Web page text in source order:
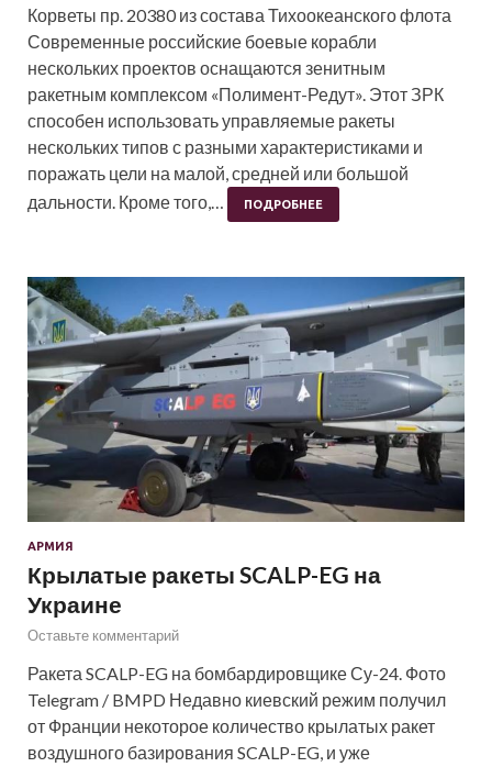
Корветы пр. 20380 из состава Тихоокеанского флота
Современные российские боевые корабли
нескольких проектов оснащаются зенитным
ракетным комплексом «Полимент-Редут». Этот ЗРК
способен использовать управляемые ракеты
нескольких типов с разными характеристиками и
поражать цели на малой, средней или большой
дальности. Кроме того,…
ПОДРОБНЕЕ
АРМИЯ
Крылатые ракеты SCALP-EG на
Украине
Оставьте комментарий
Ракета SCALP-EG на бомбардировщике Су-24. Фото
Telegram / BMPD Недавно киевский режим получил
от Франции некоторое количество крылатых ракет
воздушного базирования SCALP-EG, и уже